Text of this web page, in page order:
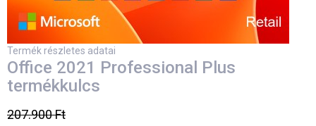
Termék részletes adatai
Office 2021 Professional Plus
termékkulcs
207.900 Ft